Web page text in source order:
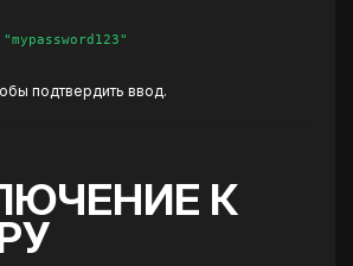
"mypassword123"
подтвердить ввод.
К